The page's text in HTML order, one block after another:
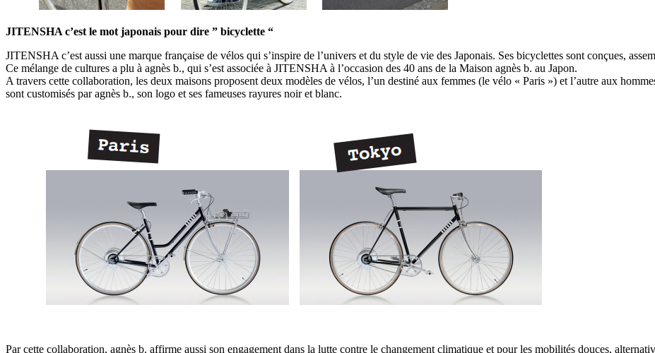
JITENSHA c’est le mot japonais pour dire ” bicyclette “
JITENSHA c’est aussi une marque française de vélos qui s’inspire de l’univers et du style de vie des Japonais. Ses bicyclettes sont conçues,
Ce mélange de cultures a plu à agnès b., qui s’est associée à JITENSHA à l’occasion des 40 ans de la Maison agnès b. au Japon.
A travers cette collaboration, les deux maisons proposent deux modèles de vélos, l’un destiné aux femmes (le vélo « Paris ») et l’autre aux
sont customisés par agnès b., son logo et ses fameuses rayures noir et blanc.
Par cette collaboration, agnès b. affirme aussi son engagement dans la lutte contre le changement climatique et pour les mobilités douces,